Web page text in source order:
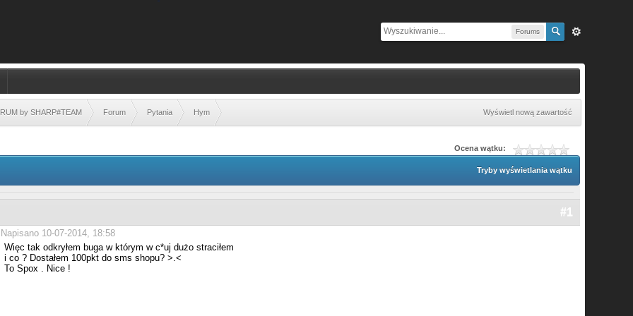
Forums
by SHARP#TEAM Forum Pytania Hym Wyświetl nową zawartość
Ocena wątku:
Tryby wyświetlania wątku
#1
Napisano 10-07-2014, 18:58
Więc tak odkryłem buga w którym w c*uj dużo straciłem
i co ? Dostałem 100pkt do sms shopu? >.<
To Spox . Nice !